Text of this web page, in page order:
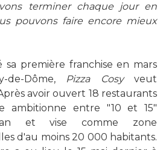
terminer chaque jour en
pouvons faire encore mieux
sa première franchise en mars
de-Dôme,
Pizza Cosyveut
avoir ouvert 18 restaurants
ambitionne entre "10 et 15"
et vise comme zone
d'au moins 20 000 habitants.